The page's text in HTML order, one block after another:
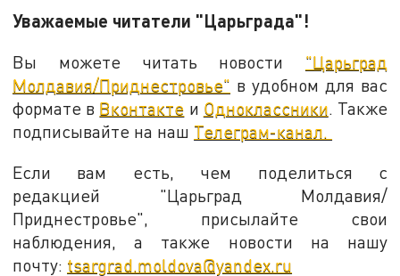
Уважаемые читатели "Царьграда"!
Вы можете читать новости "Царьград
Молдавия/Приднестровье" в удобном для вас
формате в Вконтакте и Одноклассники. Также
подписывайте на наш Телеграм-канал.
Если вам есть, чем поделиться с
редакцией "Царьград Молдавия/
Приднестровье", присылайте свои
наблюдения, а также новости на нашу
почту: tsargrad.moldova@yandex.ru